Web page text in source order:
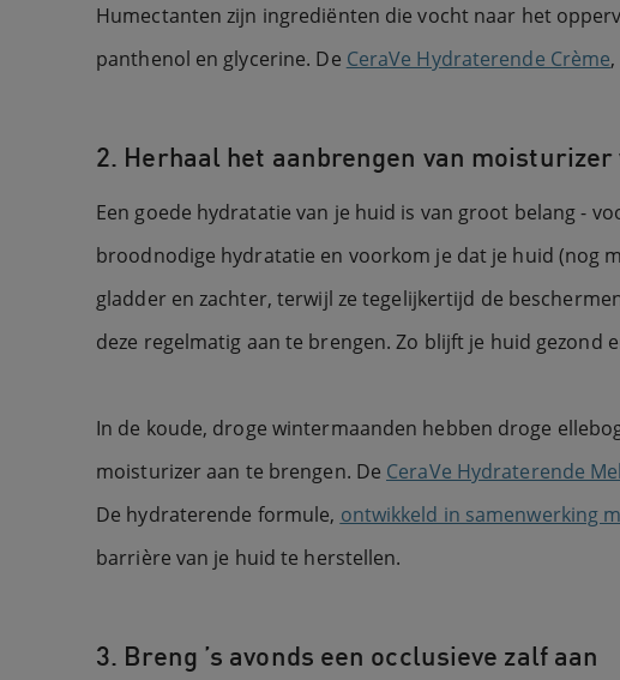
Humectanten zijn ingrediënten die vocht naar het
panthenol en glycerine. De CeraVe Hydraterende Crème
2. Herhaal het aanbrengen van
Een goede hydratatie van je huid is van groot belang -
broodnodige hydratatie en voorkom je dat je huid (nog
gladder en zachter, terwijl ze tegelijkertijd de
deze regelmatig aan te brengen. Zo blijft je huid gezond
In de koude, droge wintermaanden hebben droge
moisturizer aan te brengen. De CeraVe Hydraterende
De hydraterende formule, ontwikkeld in samenwerking
barrière van je huid te herstellen.
3. Breng ’s avonds een occlusieve zalf aan